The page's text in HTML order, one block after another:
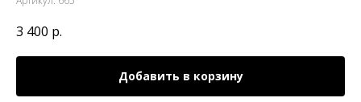
3 400 р.
Добавить в корзину